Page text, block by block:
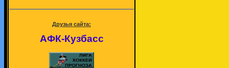
Друзья сайта:
АФК-Кузбасс